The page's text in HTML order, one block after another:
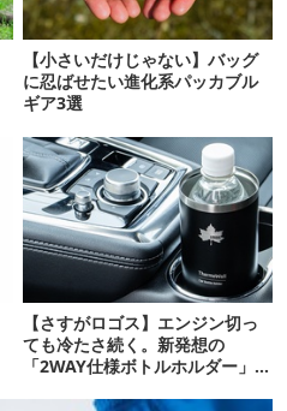
【小さいだけじゃない】バッグ
に忍ばせたい進化系パッカブル
ギア3選
【さすがロゴス】エンジン切っ
ても冷たさ続く。新発想の
「2WAY仕様ボトルホルダー」が